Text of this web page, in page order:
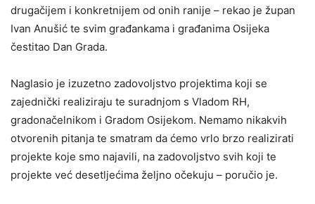
drugačijem i konkretnijem od onih ranije – rekao je župan
Ivan Anušić te svim građankama i građanima Osijeka
čestitao Dan Grada.
Naglasio je izuzetno zadovoljstvo projektima koji se
zajednički realiziraju te suradnjom s Vladom RH,
gradonačelnikom i Gradom Osijekom. Nemamo nikakvih
otvorenih pitanja te smatram da ćemo vrlo brzo realizirati
projekte koje smo najavili, na zadovoljstvo svih koji te
projekte već desetljećima željno očekuju – poručio je.